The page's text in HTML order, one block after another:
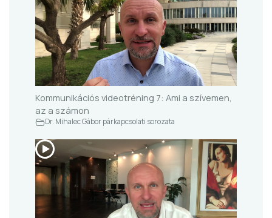
Kommunikációs videotréning 7: Ami a szívemen,
az a számon
Dr. Mihalec Gábor párkapcsolati sorozata